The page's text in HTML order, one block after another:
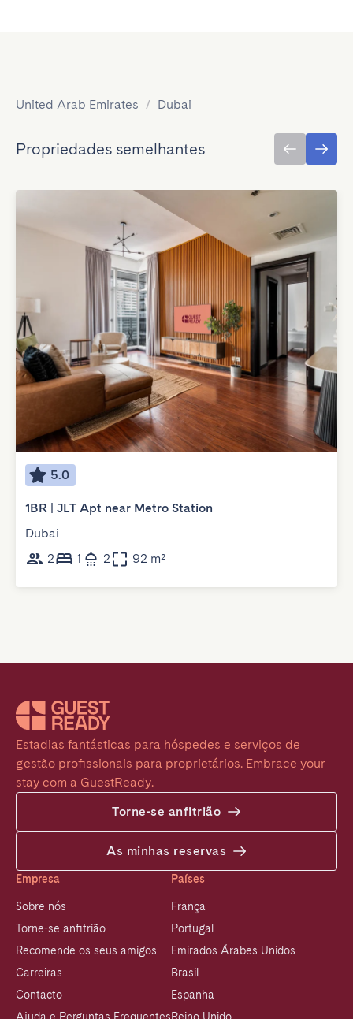
United Arab Emirates / Dubai
Propriedades semelhantes
5.0
1BR | JLT Apt near Metro Station
Dubai
2
1 2 92 m²
Estadias fantásticas para hóspedes e serviços de
gestão profissionais para proprietários. Embrace your
stay com a GuestReady.
Torne-se anfitrião
As minhas reservas
Empresa
Sobre nós
Torne-se anfitrião
Recomende os seus amigos
Carreiras
Contacto
Países
França
Portugal
Emirados Árabes Unidos
Brasil
Espanha